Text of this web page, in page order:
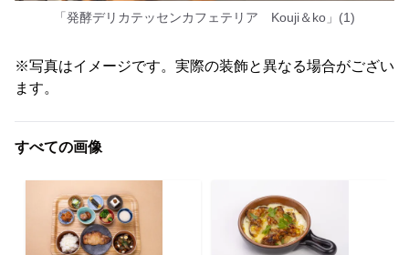
「発酵デリカテッセンカフェテリア Kouji＆ko」(1)
※写真はイメージです。実際の装飾と異なる場合がござい
ます。
すべての画像